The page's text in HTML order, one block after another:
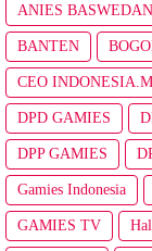
ANIES BASWEDAN
BANTEN
CEO
DPD GAMIES
DPP GAMIES
Gamies Indonesia
GAMIES TV